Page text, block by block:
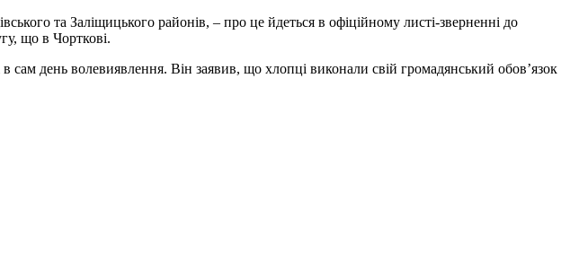
та Заліщицького районів, – про це йдеться в офіційному листі-зверненні до
що в Чорткові.
день волевиявлення. Він заявив, що хлопці виконали свій громадянський обов’язок